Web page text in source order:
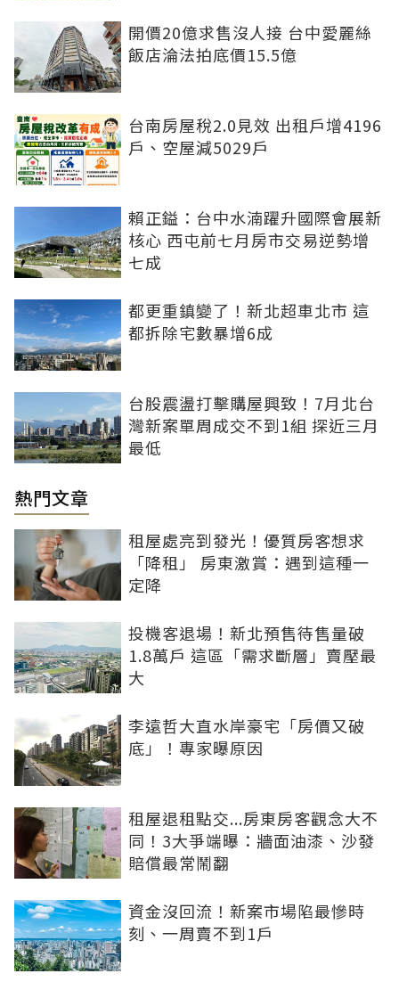
開價20億求售沒人接 台中愛麗絲
飯店淪法拍底價15.5億
台南房屋稅2.0見效 出租戶增4196
戶、空屋減5029戶
賴正鎰：台中水湳躍升國際會展新
核心 西屯前七月房市交易逆勢增
七成
都更重鎮變了！新北超車北市 這
都拆除宅數暴增6成
台股震盪打擊購屋興致！7月北台
灣新案單周成交不到1組 探近三月
最低
熱門文章
租屋處亮到發光！優質房客想求
「降租」 房東激賞：遇到這種一
定降
投機客退場！新北預售待售量破
1.8萬戶 這區「需求斷層」賣壓最
大
李遠哲大直水岸豪宅「房價又破
底」！專家曝原因
租屋退租點交...房東房客觀念大不
同！3大爭端曝：牆面油漆、沙發
賠償最常鬧翻
資金沒回流！新案市場陷最慘時
刻、一周賣不到1戶